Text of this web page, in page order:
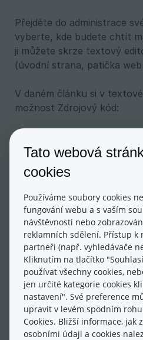
Přejděte do administrace
vyberte, kde budete chtít
ji můžete skrze textový
(úvodní strana, patička
V daném článku si v
možnost Zdrojový kód:
Do okna pro zdrojový kód
mapy a uložte:
Poté nezapomeňte uložit
se takto vložená mapa
následovně:
Aktualizováno
Tato webová
cookies
Používáme soubory cookies
fungování webu a s vaším
návštěvnosti nebo
reklamních sdělení. Přístup k
partneři (např. vyhledávače
Kliknutím na tlačítko
používat všechny cookies,
jen určité kategorie cookies
nastavení". Své preference
upravit v levém spodním
Cookies. Bližší informace, jak
osobními údaji a cookies